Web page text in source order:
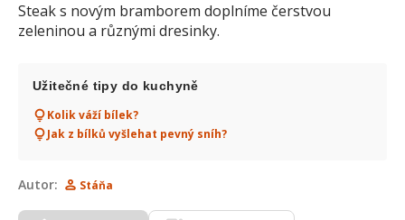
Steak s novým bramborem doplníme čerstvou
zeleninou a různými dresinky.
Užitečné tipy do kuchyně
Kolik váží bílek?
Jak z bílků vyšlehat pevný sníh?
Autor: Stáňa